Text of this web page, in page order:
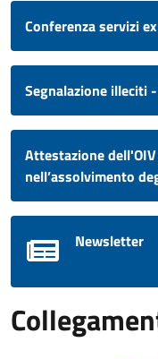
Conferenza servizi
Segnalazione illeciti
Attestazione
nell’assolvimento
Newsletter